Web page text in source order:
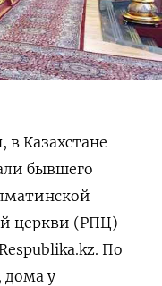
в Казахстане
бывшего
церкви (РПЦ)
Respublika.kz. По
дома у